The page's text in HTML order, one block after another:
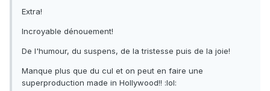
Extra!
Incroyable dénouement!
De l'humour, du suspens, de la tristesse puis de la joie!
Manque plus que du cul et on peut en faire une
superproduction made in Hollywood!! :lol: